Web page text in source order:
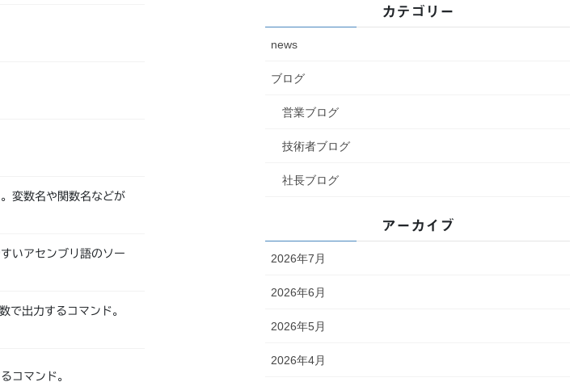
変数名や関数名などが
いアセンブリ語のソー
出力するコマンド。
コマンド。
カテゴリー
news
ブログ
営業ブログ
技術者ブログ
社長ブログ
アーカイブ
2026年7月
2026年6月
2026年5月
2026年4月